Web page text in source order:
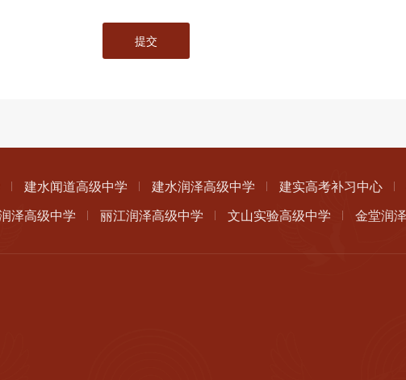
提交
建水闻道高级中学 建水润泽高级中学 建实高考补习中心
泽高级中学 丽江润泽高级中学 文山实验高级中学 金堂润